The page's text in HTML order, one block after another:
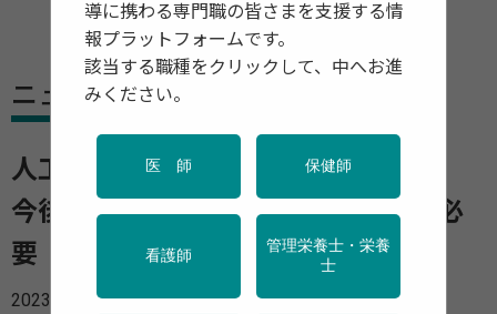
ニュース
人工妊娠中絶件数は前年に比べ減少
今後も望まない妊娠を減らす工夫が必
要 「令和3年度 衛生行政報告」
2023年03月16日
導に携わる専門職の皆さまを支援する情
報プラットフォームです。
該当する職種をクリックして、中へお進
みください。
医 師 保健師
看護師
管理栄養士・栄養
士